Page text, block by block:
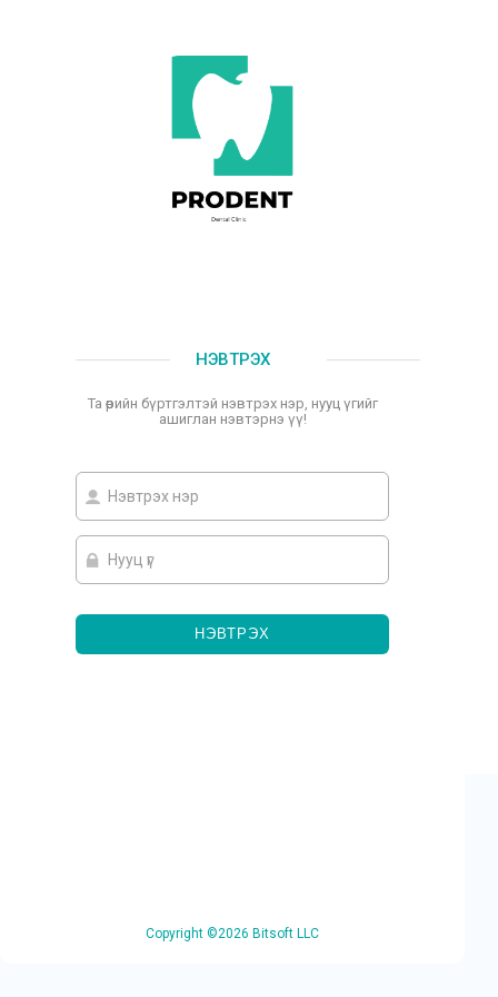
НЭВТРЭХ
Та өөрийн бүртгэлтэй нэвтрэх нэр, нууц үгийг
ашиглан нэвтэрнэ үү!
НЭВТРЭХ
Copyright ©2026 Bitsoft LLC